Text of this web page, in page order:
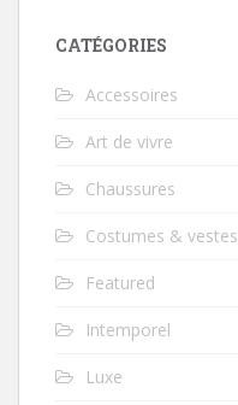
CATÉGORIES
Accessoires
Art de vivre
Chaussures
Costumes & vestes
Featured
Intemporel
Luxe